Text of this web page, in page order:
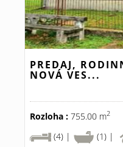
PREDAJ,
NOVÁ VES...
Rozloha : 755.00 m2
(4) |
(1) |